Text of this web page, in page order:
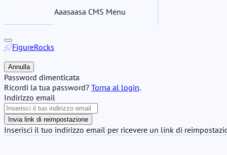
Aaasaasa CMS Menu
FigureRocks
Annulla
Password dimenticata
Ricordi la tua password? Torna al login.
Indirizzo email
Invia link di reimpostazione
Inserisci il tuo indirizzo email per ricevere un link di